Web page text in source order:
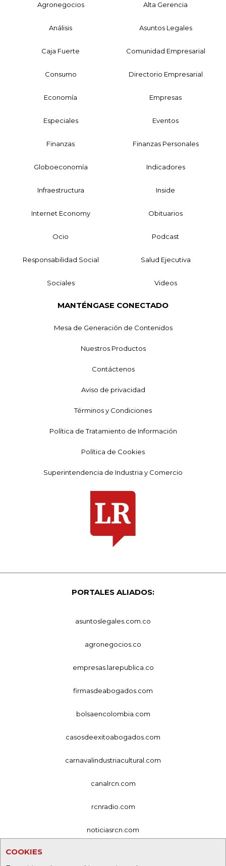
COOKIES
Agronegocios Alta Gerencia
Análisis Asuntos Legales
Caja Fuerte Comunidad Empresarial
Consumo Directorio Empresarial
Economía Empresas
Especiales Eventos
Finanzas Finanzas Personales
Globoeconomía Indicadores
Infraestructura Inside
Internet Economy Obituarios
Ocio Podcast
Responsabilidad Social Salud Ejecutiva
Sociales Videos
MANTÉNGASE CONECTADO
Mesa de Generación de Contenidos
Nuestros Productos
Contáctenos
Aviso de privacidad
Términos y Condiciones
Política de Tratamiento de Información
Política de Cookies
Superintendencia de Industria y Comercio
PORTALES ALIADOS:
asuntoslegales.com.co
agronegocios.co
empresas.larepublica.co
firmasdeabogados.com
bolsaencolombia.com
casosdeexitoabogados.com
carnavalindustriacultural.com
canalrcn.com
rcnradio.com
noticiasrcn.com